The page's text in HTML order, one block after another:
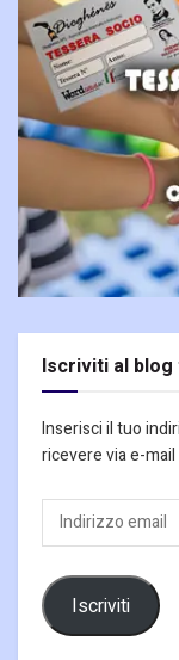
Iscriviti al
Inserisci il tuo
ricevere via e-
Indirizzo
email
Iscriviti